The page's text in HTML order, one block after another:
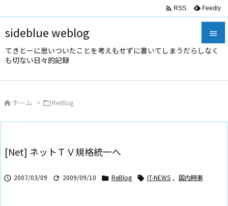
sideblue weblog
てきとーに思いついたことを考えもせずに書いてしまうだらしなく
も切ない日々的記録



 RSS Feedly
 ホーム > ReBlog
[Net] ネットＴＶ規格統一へ
 2007/03/09  2009/09/10  ReBlog  IT-NEWS , 国内時事